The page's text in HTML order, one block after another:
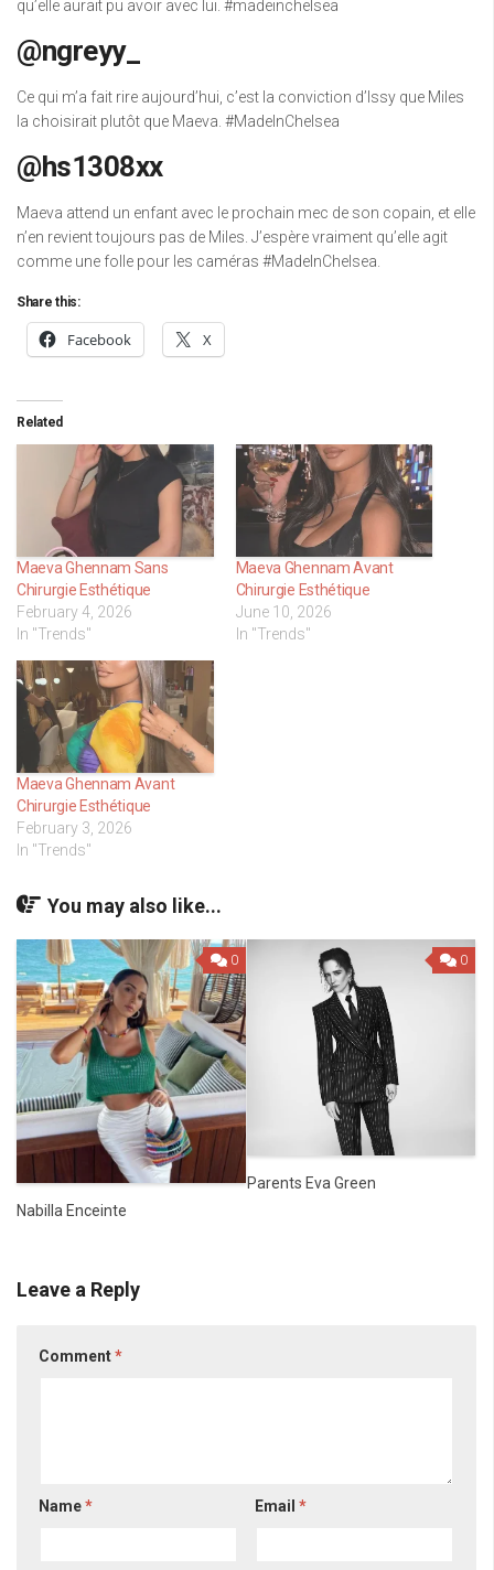
qu’elle aurait pu avoir avec lui. #madeinchelsea
@ngreyy_
Ce qui m’a fait rire aujourd’hui, c’est la conviction d’Issy que Miles
la choisirait plutôt que Maeva. #MadeInChelsea
@hs1308xx
Maeva attend un enfant avec le prochain mec de son copain, et elle
n’en revient toujours pas de Miles. J’espère vraiment qu’elle agit
comme une folle pour les caméras #MadeInChelsea.
Share this:
Facebook X
Related
Maeva Ghennam Sans
Chirurgie Esthétique
February 4, 2026
In "Trends"
Maeva Ghennam Avant
Chirurgie Esthétique
June 10, 2026
In "Trends"
Maeva Ghennam Avant
Chirurgie Esthétique
February 3, 2026
In "Trends"
You may also like...
0
Nabilla Enceinte
0
Parents Eva Green
Leave a Reply
Comment*
Name* Email*